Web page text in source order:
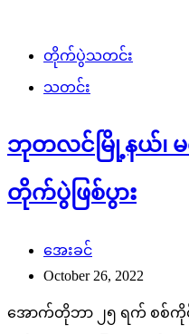
တိုက်ပွဲသတင်း
သတင်း
ဘုတလင်မြို့နယ်၊ မ
တိုက်ပွဲဖြစ်ပွား
အေးခင်
October 26, 2022
အောက်တိုဘာ ၂၅ ရက် စစ်ကိုင်